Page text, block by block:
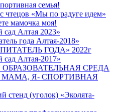
семья!
чтецов «Мы по радуге идем»
мамочка моя!
сад Алтая 2023»
года Алтая-2018»
ГОДА» 2022г
сад Алтая-2017»
СРЕДА
МАМА, Я- СПОРТИВНАЯ
стенд (уголок) «Эколята-